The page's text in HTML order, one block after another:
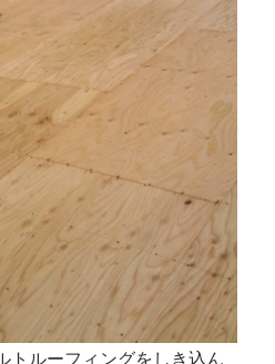
トルーフィングをしき込ん